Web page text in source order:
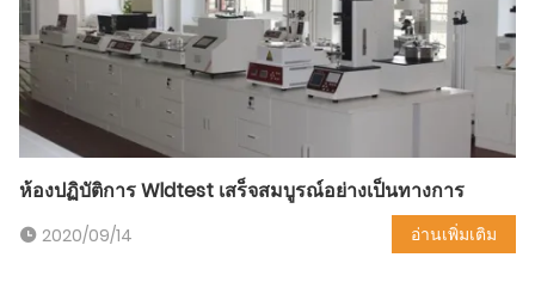
ห้องปฏิบัติการ Wldtest เสร็จสมบูรณ์อย่างเป็นทางการ
2020/09/14 อ่านเพิ่มเติม